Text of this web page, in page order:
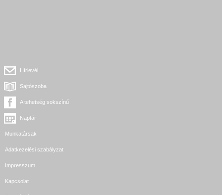
Hírlevél
Sajtószoba
A tehetség sokszínű
Naptár
Munkatársak
Adatkezelési szabályzat
Impresszum
Kapcsolat